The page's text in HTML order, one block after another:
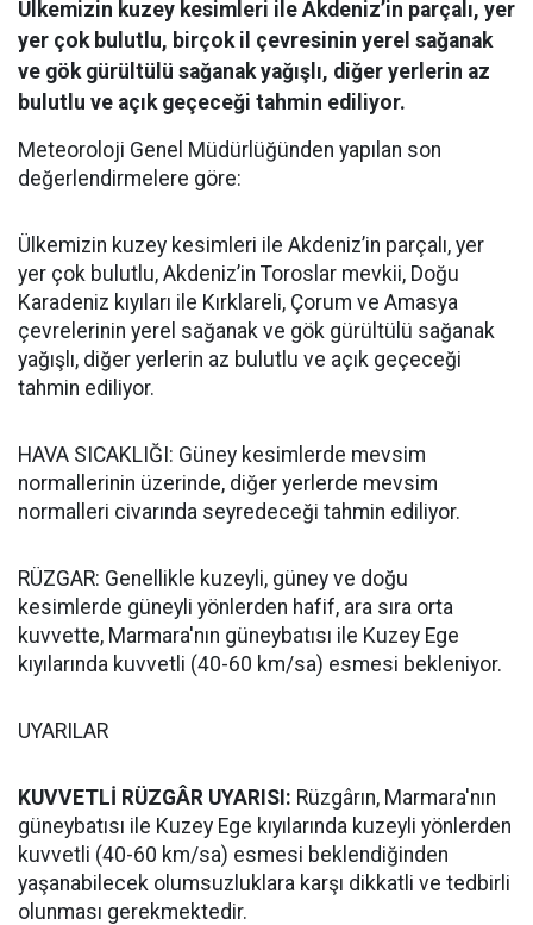
Ülkemizin kuzey kesimleri ile Akdeniz’in parçalı, yer
yer çok bulutlu, birçok il çevresinin yerel sağanak
ve gök gürültülü sağanak yağışlı, diğer yerlerin az
bulutlu ve açık geçeceği tahmin ediliyor.
Meteoroloji Genel Müdürlüğünden yapılan son
değerlendirmelere göre:
Ülkemizin kuzey kesimleri ile Akdeniz’in parçalı, yer
yer çok bulutlu, Akdeniz’in Toroslar mevkii, Doğu
Karadeniz kıyıları ile Kırklareli, Çorum ve Amasya
çevrelerinin yerel sağanak ve gök gürültülü sağanak
yağışlı, diğer yerlerin az bulutlu ve açık geçeceği
tahmin ediliyor.
HAVA SICAKLIĞI: Güney kesimlerde mevsim
normallerinin üzerinde, diğer yerlerde mevsim
normalleri civarında seyredeceği tahmin ediliyor.
RÜZGAR: Genellikle kuzeyli, güney ve doğu
kesimlerde güneyli yönlerden hafif, ara sıra orta
kuvvette, Marmara'nın güneybatısı ile Kuzey Ege
kıyılarında kuvvetli (40-60 km/sa) esmesi bekleniyor.
UYARILAR
KUVVETLİ RÜZGÂR UYARISI: Rüzgârın, Marmara'nın
güneybatısı ile Kuzey Ege kıyılarında kuzeyli yönlerden
kuvvetli (40-60 km/sa) esmesi beklendiğinden
yaşanabilecek olumsuzluklara karşı dikkatli ve tedbirli
olunması gerekmektedir.